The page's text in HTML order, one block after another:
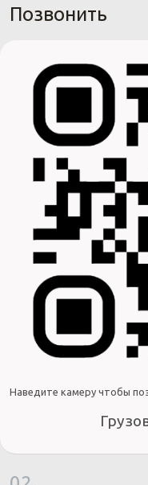
Позвонить
Наведите камеру чтобы